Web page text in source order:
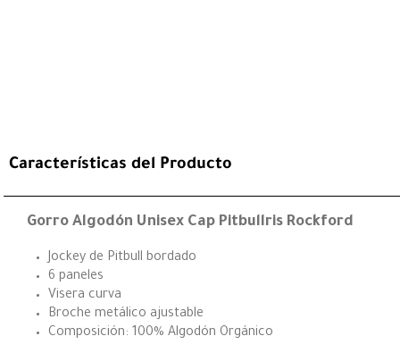
Características del Producto
Gorro Algodón Unisex Cap Pitbullris Rockford
Jockey de Pitbull bordado
6 paneles
Visera curva
Broche metálico ajustable
Composición: 100% Algodón Orgánico